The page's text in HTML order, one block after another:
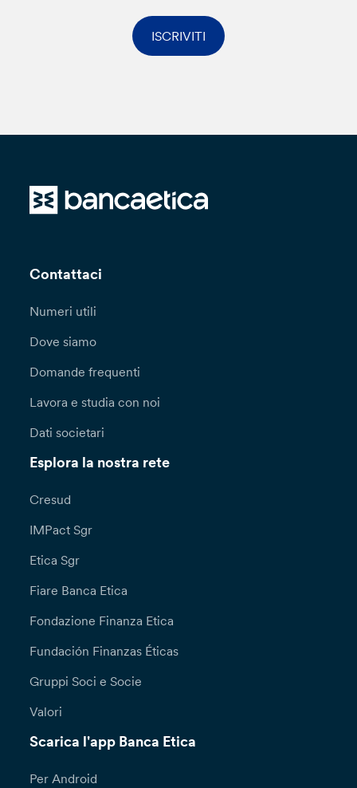
ISCRIVITI
Contattaci
Numeri utili
Dove siamo
Domande frequenti
Lavora e studia con noi
Dati societari
Esplora la nostra rete
Cresud
IMPact Sgr
Etica Sgr
Fiare Banca Etica
Fondazione Finanza Etica
Fundación Finanzas Éticas
Gruppi Soci e Socie
Valori
Scarica l'app Banca Etica
Per Android